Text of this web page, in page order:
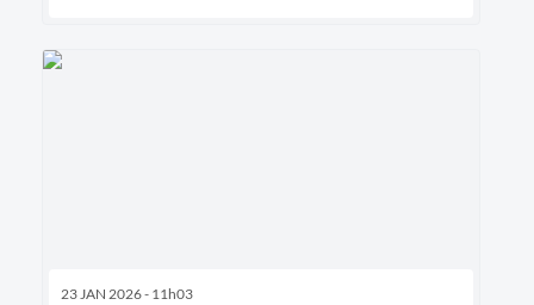
23 JAN 2026 - 11h03